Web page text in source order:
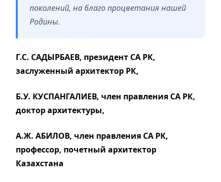
поколений, на благо процветания нашей
Родины.
Г.С. САДЫРБАЕВ, президент СА РК,
заслуженный архитектор РК,
Б.У. КУСПАНГАЛИЕВ, член правления СА РК,
доктор архитектуры,
А.Ж. АБИЛОВ, член правления СА РК,
профессор, почетный архитектор
Казахстана